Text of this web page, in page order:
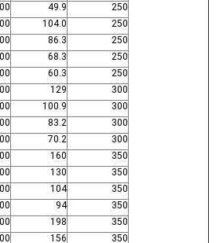
49.9
250
104.0
250
86.3
250
68.3
250
60.3
250
129
300
100.9
300
83.2
300
70.2
300
160
350
130
350
104
350
94
350
198
350
156
350